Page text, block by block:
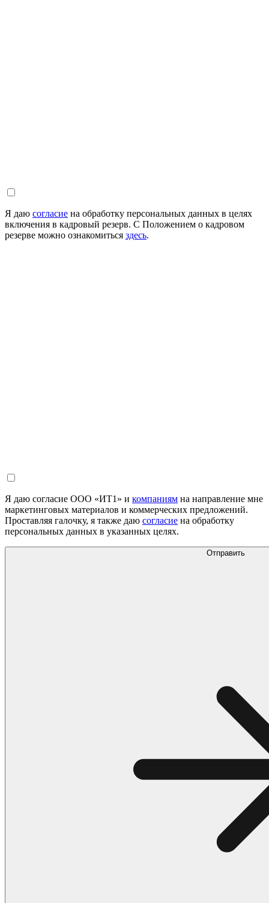
Я даю согласие на обработку персональных данных в целях
включения в кадровый резерв. С Положением о кадровом
резерве можно ознакомиться здесь.
Я даю согласие ООО «ИТ1» и компаниям на направление мне
маркетинговых материалов и коммерческих предложений.
Проставляя галочку, я также даю согласие на обработку
персональных данных в указанных целях.
Отправить